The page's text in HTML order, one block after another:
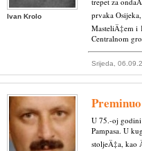
Ivan Krolo
prvaka
MasteliÄ‡em i
Centralnom
Srijeda,
U 75.-oj
Pampasa. U
stoljeÄ‡a, kao